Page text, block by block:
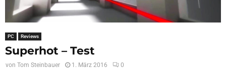
PC Reviews
Superhot – Test
von Tom Steinbauer 1. März 2016 0